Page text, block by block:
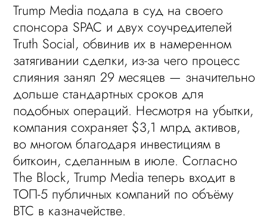
Trump Media подала в суд на своего
спонсора SPAC и двух соучредителей
Truth Social, обвинив их в намеренном
затягивании сделки, из-за чего процесс
слияния занял 29 месяцев — значительно
дольше стандартных сроков для
подобных операций. Несмотря на убытки,
компания сохраняет $3,1 млрд активов,
во многом благодаря инвестициям в
биткоин, сделанным в июле. Согласно
The Block, Trump Media теперь входит в
ТОП-5 публичных компаний по объёму
BTC в казначействе.